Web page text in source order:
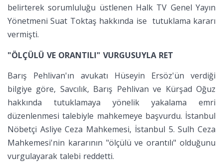
belirterek sorumluluğu üstlenen Halk TV Genel Yayın
Yönetmeni Suat Toktaş hakkında ise tutuklama kararı
vermişti.
"ÖLÇÜLÜ VE ORANTILI" VURGUSUYLA RET
Barış Pehlivan'ın avukatı Hüseyin Ersöz'ün verdiği
bilgiye göre, Savcılık, Barış Pehlivan ve Kürşad Oğuz
hakkında tutuklamaya yönelik yakalama emri
düzenlenmesi talebiyle mahkemeye başvurdu. İstanbul
Nöbetçi Asliye Ceza Mahkemesi, İstanbul 5. Sulh Ceza
Mahkemesi'nin kararının "ölçülü ve orantılı" olduğunu
vurgulayarak talebi reddetti.